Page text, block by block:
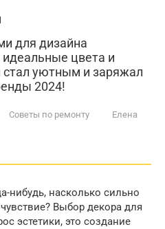
для дизайна
цвета и
уютным и заряжал
2024!
Советы по ремонту
Елена
нибудь, насколько сильно
Выбор декора для
эстетики, это создание